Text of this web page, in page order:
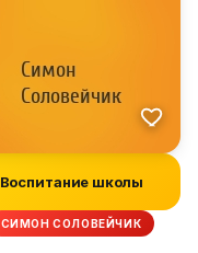
Воспитание школы
СИМОН СОЛОВЕЙЧИК